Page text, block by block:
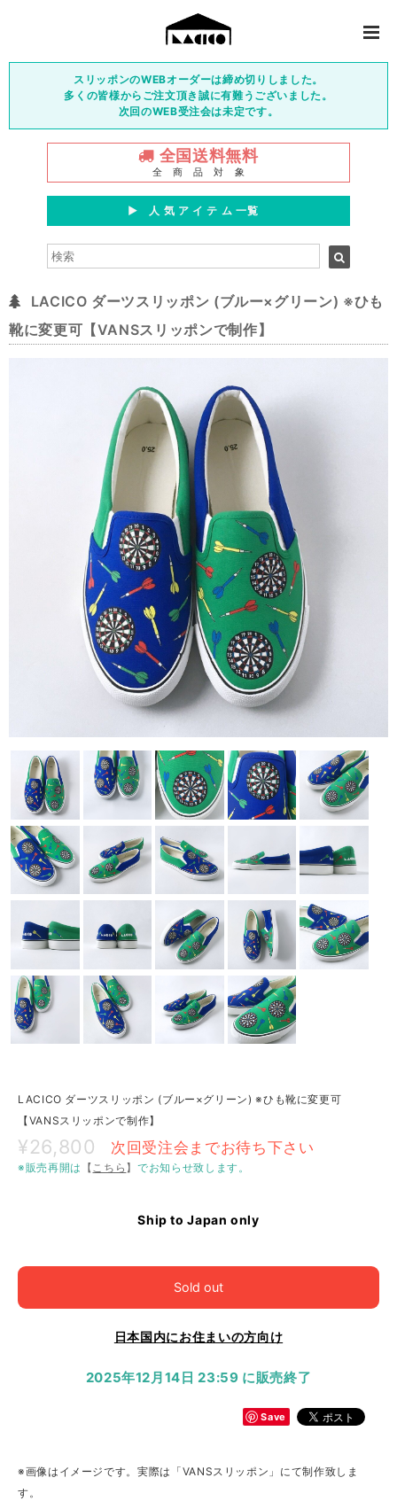
スリッポンのWEBオーダーは締め切りしました。
多くの皆様からご注文頂き誠に有難うございました。
次回のWEB受注会は未定です。
全国送料無料
全 商 品 対 象
▶︎ 人 気 ア イ テ ム 一覧
LACICO ダーツスリッポン (ブルー×グリーン) ※ひも
靴に変更可【VANSスリッポンで制作】
LACICO ダーツスリッポン (ブルー×グリーン) ※ひも靴に変更可
【VANSスリッポンで制作】
¥26,800 次回受注会までお待ち下さい
※販売再開は 【こちら 】でお知らせ致します。
Ship to Japan only
Sold out
日本国内にお住まいの方向け
2025年12月14日 23:59 に販売終了
Save
※画像はイメージです。実際は「VANSスリッポン」にて制作致しま
す。